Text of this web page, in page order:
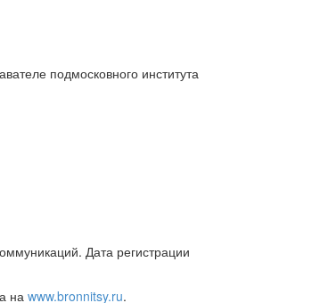
подмосковного института
Дата регистрации
на www.bronnitsy.ru.